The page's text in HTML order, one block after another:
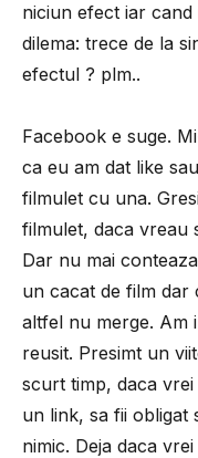
niciun efect iar cand
dilema: trece de la
efectul ? plm..
Facebook e suge.
ca eu am dat like
filmulet cu una.
filmulet, daca vreau
Dar nu mai
un cacat de film dar
altfel nu merge. Am
reusit. Presimt un
scurt timp, daca
un link, sa fii obligat
nimic. Deja daca